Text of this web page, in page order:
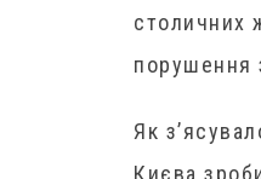
столичних
порушення
Як
Києва